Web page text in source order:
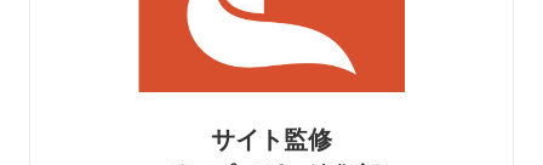
サイト監修